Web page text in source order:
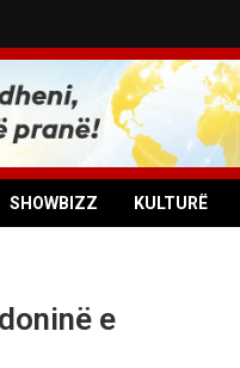
SHOWBIZZ KULTURË
e